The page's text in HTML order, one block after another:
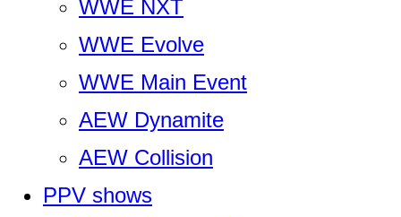
WWE NXT
WWE Evolve
WWE Main Event
AEW Dynamite
AEW Collision
PPV shows